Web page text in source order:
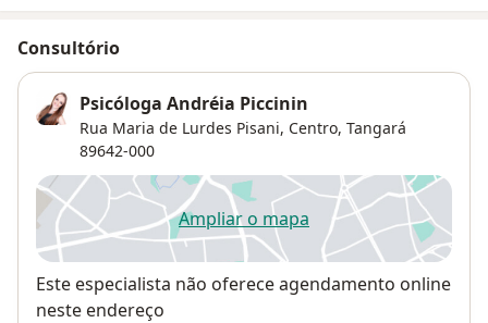
Consultório
Psicóloga Andréia Piccinin
Rua Maria de Lurdes Pisani, Centro, Tangará
89642-000
Ampliar o mapaabre num novo separador
Disponibilidade
Este especialista não oferece agendamento online
neste endereço